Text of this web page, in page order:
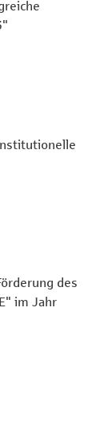
des
im Jahr